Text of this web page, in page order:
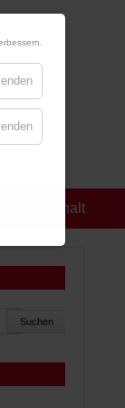
Anhalt
Suchen